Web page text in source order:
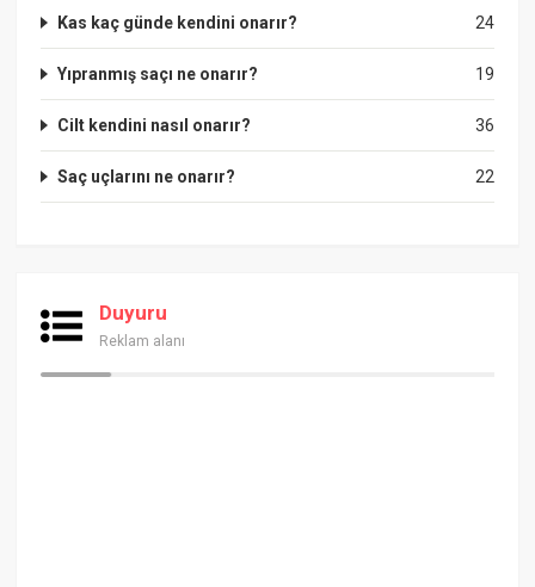
24
Kas kaç günde kendini onarır?
19
Yıpranmış saçı ne onarır?
36
Cilt kendini nasıl onarır?
22
Saç uçlarını ne onarır?
Duyuru
Reklam alanı